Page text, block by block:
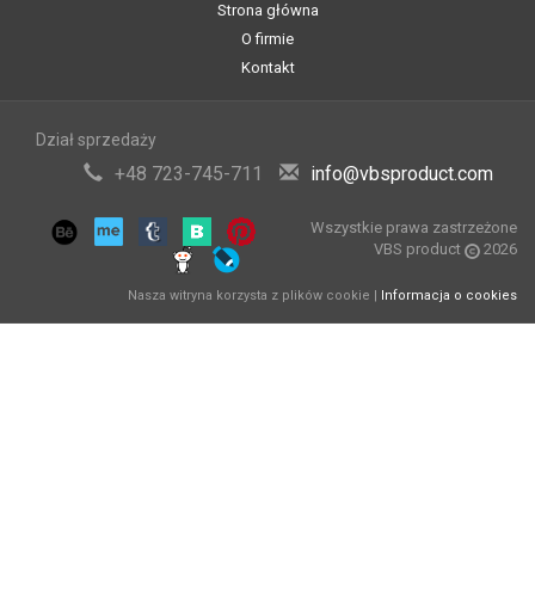
Strona główna
O firmie
Kontakt
Dział sprzedaży
+48 723-745-711 info@vbsproduct.com
Wszystkie prawa zastrzeżone
VBS product
2026
Nasza witryna korzysta z plików cookie | Informacja o cookies